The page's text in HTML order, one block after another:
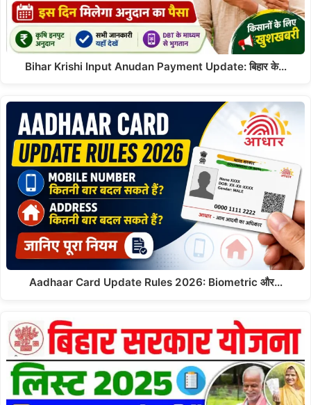
Bihar Krishi Input Anudan Payment Update: बिहार के…
Aadhaar Card Update Rules 2026: Biometric और…